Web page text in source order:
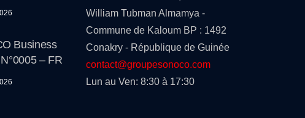
Business
– FR
William Tubman Almamya -
Commune de Kaloum BP : 1492
Conakry - République de Guinée
contact@groupesonoco.com
Lun au Ven: 8:30 à 17:30